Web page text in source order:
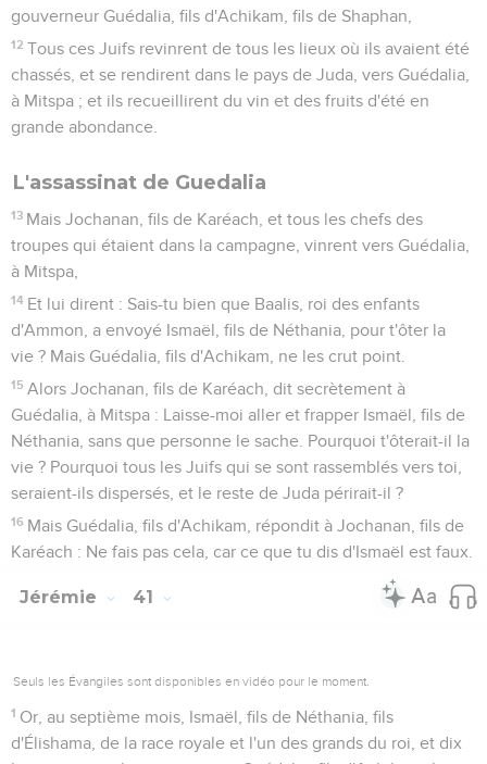
gouverneur Guédalia, fils d'Achikam, fils de Shaphan,
12 Tous ces Juifs revinrent de tous les lieux où ils avaient été
chassés, et se rendirent dans le pays de Juda, vers Guédalia,
à Mitspa ; et ils recueillirent du vin et des fruits d'été en
grande abondance.
L'assassinat de Guedalia
13 Mais Jochanan, fils de Karéach, et tous les chefs des
troupes qui étaient dans la campagne, vinrent vers Guédalia,
à Mitspa,
14 Et lui dirent : Sais-tu bien que Baalis, roi des enfants
d'Ammon, a envoyé Ismaël, fils de Néthania, pour t'ôter la
vie ? Mais Guédalia, fils d'Achikam, ne les crut point.
15 Alors Jochanan, fils de Karéach, dit secrètement à
Guédalia, à Mitspa : Laisse-moi aller et frapper Ismaël, fils de
Néthania, sans que personne le sache. Pourquoi t'ôterait-il la
vie ? Pourquoi tous les Juifs qui se sont rassemblés vers toi,
seraient-ils dispersés, et le reste de Juda périrait-il ?
16 Mais Guédalia, fils d'Achikam, répondit à Jochanan, fils de
Karéach : Ne fais pas cela, car ce que tu dis d'Ismaël est faux.
Jérémie 41
Seuls les Évangiles sont disponibles en vidéo pour le moment.
1 Or, au septième mois, Ismaël, fils de Néthania, fils
d'Élishama, de la race royale et l'un des grands du roi, et dix